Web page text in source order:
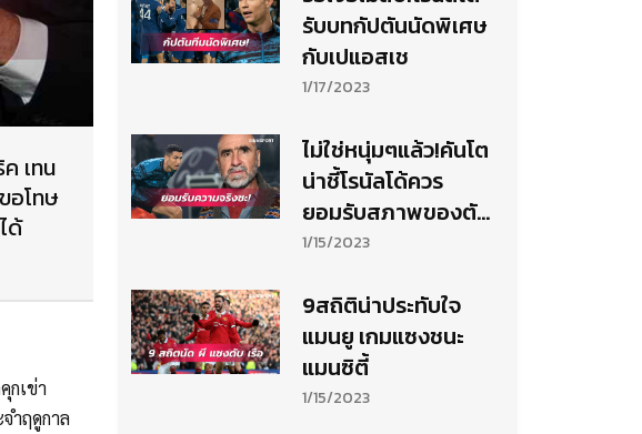
เทน
อโทษ
ด้
กเข่า
ำฤดูกาล
รับบทกัปตันนัดพิเศษ
กับเปแอสเช
1/17/2023
ไม่ใช่หนุ่มๆแล้ว!คันโต
น่าชี้โรนัลโด้ควร
ยอมรับสภาพของตัว
เอง
1/15/2023
9สถิติน่าประทับใจ
แมนยู เกมแซงชนะ
แมนซิตี้
1/15/2023